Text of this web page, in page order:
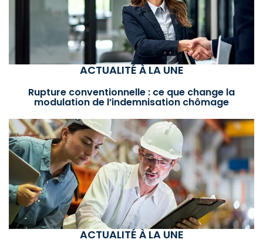
ACTUALITÉ À LA UNE
Rupture conventionnelle : ce que change la
modulation de l’indemnisation chômage
ACTUALITÉ À LA UNE